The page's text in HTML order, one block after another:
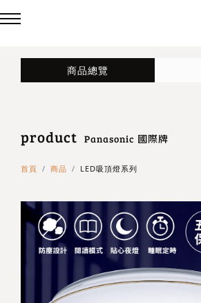
回主選單
台灣製造✨熱銷款✨
Panasonic 國際牌燈具
72w / 96w 系列
回主選單
造型吸頂燈
回主選單
壁燈
商品總覽
product Panasonic 國際牌
首頁 商品 LED吸頂燈系列